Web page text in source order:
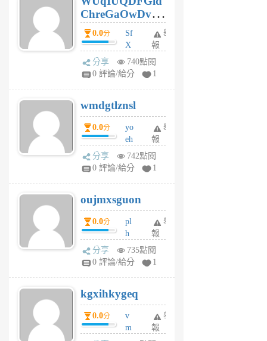
月
前
ChreGaOwDv
dY0.0分
Sf
X
Pe
Jc
R
P
m
v
A
V
個
月
前
舉
報
分享
740點閱
0 評論/給分
1
wmdgtlznsl
0.0分
yo
eh
ld
gy
個
月
前
舉
報
分享
742點閱
0 評論/給分
1
oujmxsguon
0.0分
pl
h
wi
w
6
個
月
前
舉
報
分享
735點閱
0 評論/給分
1
kgxihkygeq
0.0分
v
m
舉
報